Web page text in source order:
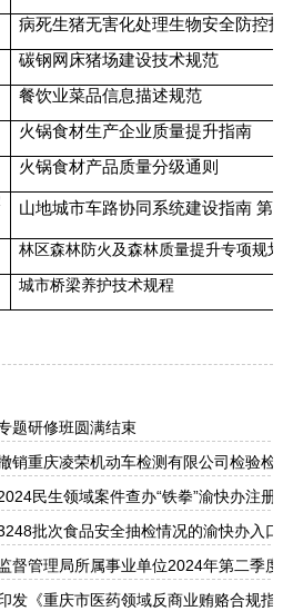
病死生猪无害化处理生物安全防控
碳钢网床猪场建设技术规范
餐饮业菜品信息描述规范
火锅食材生产企业质量提升指南
火锅食材产品质量分级通则
山地城市车路协同系统建设指南 第1
林区森林防火及森林质量提升专项规
城市桥梁养护技术规程
题研修班圆满结束
销重庆凌荣机动车检测有限公司检验
民生领域案件查办“铁拳”渝快办注
批次食品安全抽检情况的渝快办入
督管理局所属事业单位2024年第二季
发《重庆市医药领域反商业贿赂合规